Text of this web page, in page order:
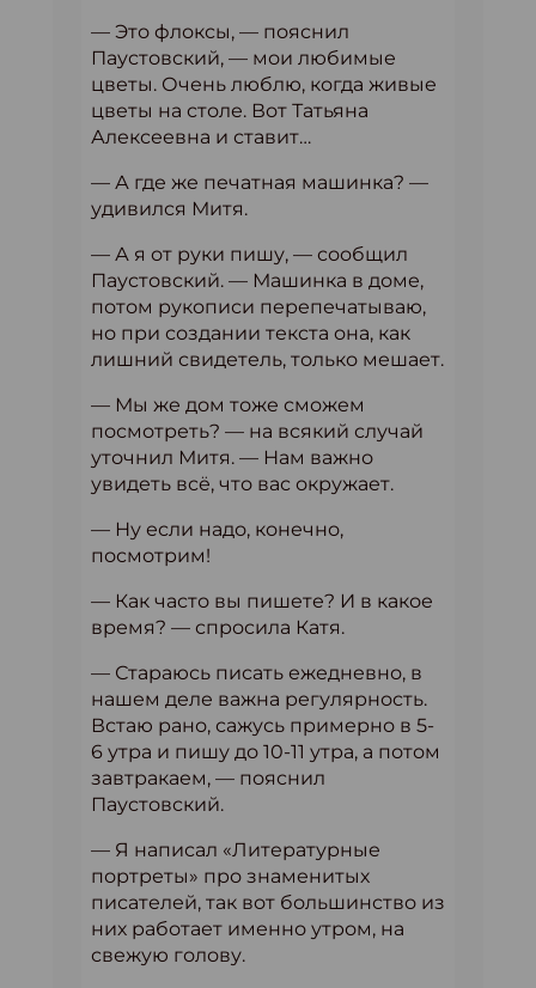
— Это флоксы, — пояснил
Паустовский, — мои любимые
цветы. Очень люблю, когда живые
цветы на столе. Вот Татьяна
Алексеевна и ставит…
— А где же печатная машинка? —
удивился Митя.
— А я от руки пишу, — сообщил
Паустовский. — Машинка в доме,
потом рукописи перепечатываю,
но при создании текста она, как
лишний свидетель, только мешает.
— Мы же дом тоже сможем
посмотреть? — на всякий случай
уточнил Митя. — Нам важно
увидеть всё, что вас окружает.
— Ну если надо, конечно,
посмотрим!
— Как часто вы пишете? И в какое
время? — спросила Катя.
— Стараюсь писать ежедневно, в
нашем деле важна регулярность.
Встаю рано, сажусь примерно в 5-
6 утра и пишу до 10-11 утра, а потом
завтракаем, — пояснил
Паустовский.
— Я написал «Литературные
портреты» про знаменитых
писателей, так вот большинство из
них работает именно утром, на
свежую голову.